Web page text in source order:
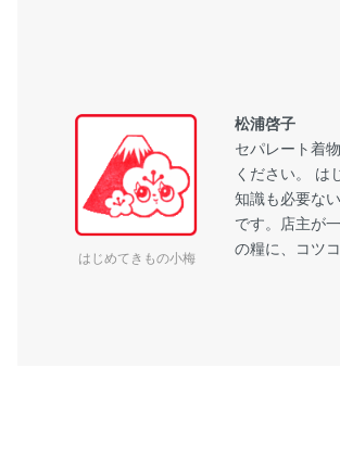
はじめてきもの小梅
松浦啓子
セパレート着
ください。 は
知識も必要な
です。店主が
の糧に、コツ